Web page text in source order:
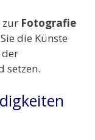
zur Fotografie
die Künste
setzen.